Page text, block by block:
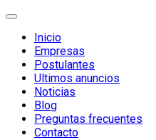
Inicio
Empresas
Postulantes
Ultimos anuncios
Noticias
Blog
Preguntas frecuentes
Contacto